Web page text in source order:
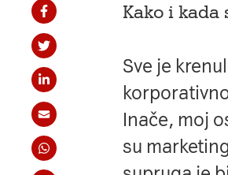
Podelite na Fejsbuku
Podelite na Tviteru
Podelite na Linkdinu
Podelite na imejl
Podelite na WhatsApp
Kako i kada
Sve je
Inače, moj
su